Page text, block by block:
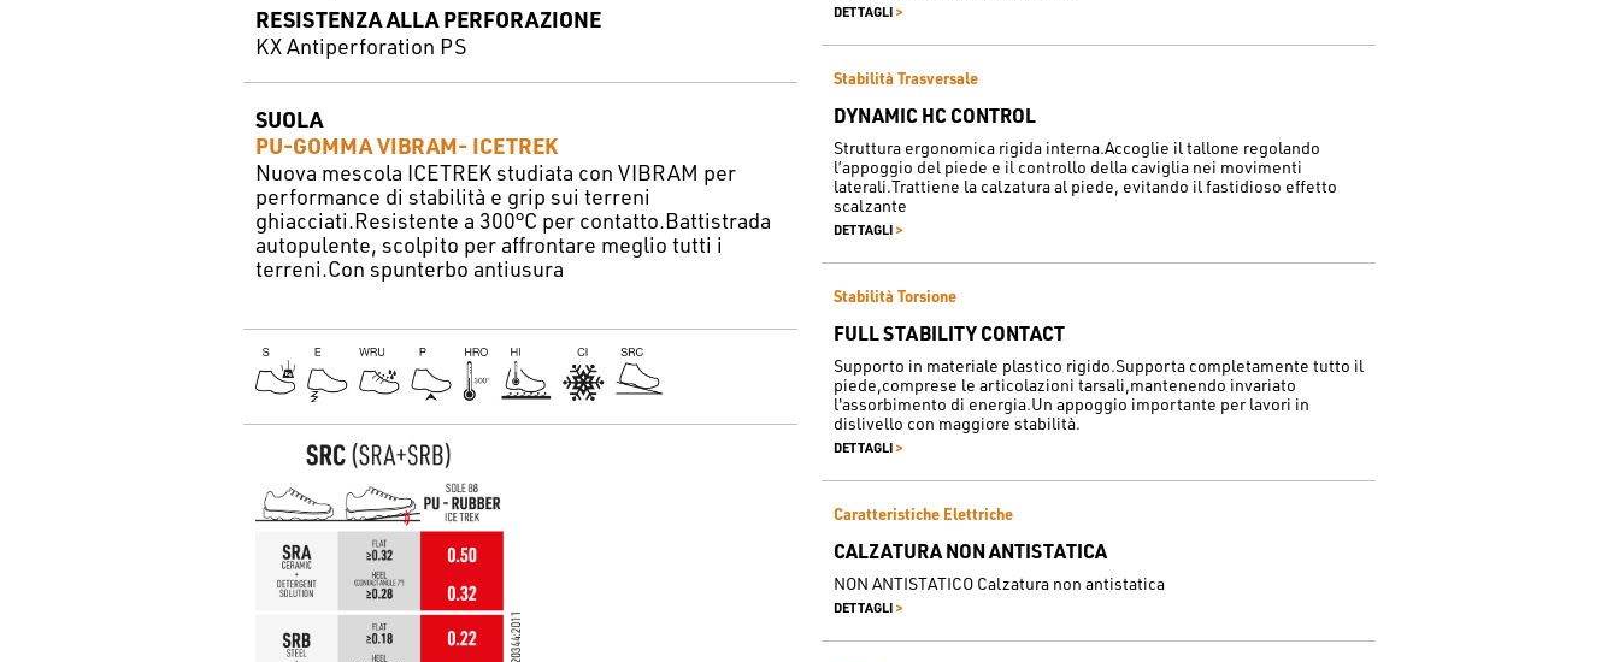
RESISTENZA ALLA PERFORAZIONE
KX Antiperforation PS
SUOLA
PU-GOMMA VIBRAM- ICETREK
Nuova mescola ICETREK studiata con VIBRAM per
performance di stabilità e grip sui terreni
ghiacciati.Resistente a 300°C per contatto.Battistrada
autopulente, scolpito per affrontare meglio tutti i
terreni.Con spunterbo antiusura
DETTAGLI >
Stabilità Trasversale
DYNAMIC HC CONTROL
Struttura ergonomica rigida interna.Accoglie il tallone regolando
l’appoggio del piede e il controllo della caviglia nei movimenti
laterali.Trattiene la calzatura al piede, evitando il fastidioso effetto
scalzante
DETTAGLI >
Stabilità Torsione
FULL STABILITY CONTACT
Supporto in materiale plastico rigido.Supporta completamente tutto il
piede,comprese le articolazioni tarsali,mantenendo invariato
l'assorbimento di energia.Un appoggio importante per lavori in
dislivello con maggiore stabilità.
DETTAGLI >
Caratteristiche Elettriche
CALZATURA NON ANTISTATICA
NON ANTISTATICO Calzatura non antistatica
DETTAGLI >